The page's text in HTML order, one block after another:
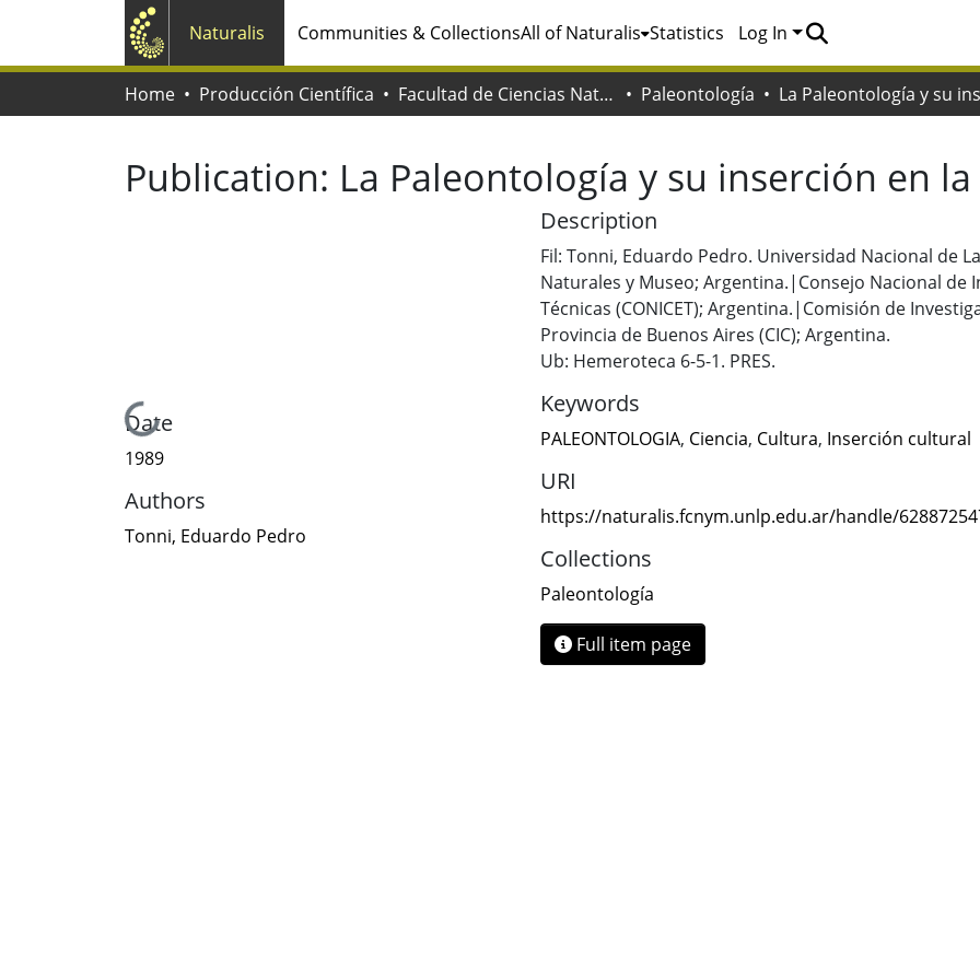
Naturalis Communities & CollectionsAll of Naturalis Statistics Log In
Home Producción Científica Facultad de Ciencias Naturales y Museo Paleontología
Publication: La Paleontología y su inserción en
Loading...
Date
1989
Authors
Tonni, Eduardo Pedro
Description
Fil: Tonni, Eduardo Pedro. Universidad Nacional de
Naturales y Museo; Argentina.|Consejo Nacional de
Técnicas (CONICET); Argentina.|Comisión de
Provincia de Buenos Aires (CIC); Argentina.
Ub: Hemeroteca 6-5-1. PRES.
Keywords
PALEONTOLOGIA, Ciencia, Cultura, Inserción cultural
URI
https://naturalis.fcnym.unlp.edu.ar/handle/
Collections
Paleontología
Full item page